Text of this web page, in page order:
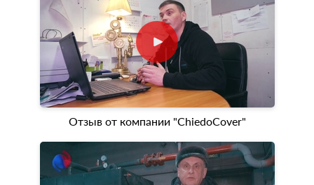
Отзыв от компании "ChiedoCover"